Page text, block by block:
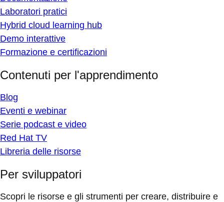
Laboratori pratici
Hybrid cloud learning hub
Demo interattive
Formazione e certificazioni
Contenuti per l'apprendimento
Blog
Eventi e webinar
Serie podcast e video
Red Hat TV
Libreria delle risorse
Per sviluppatori
Scopri le risorse e gli strumenti per creare, distribuire e